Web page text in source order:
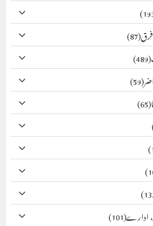
(87)
(489)
(59)
(65)
(101)